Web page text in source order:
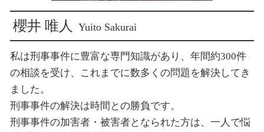
櫻井 唯人 Yuito Sakurai
私は刑事事件に豊富な専門知識があり、年間約300件
の相談を受け、これまでに数多くの問題を解決してき
ました。
刑事事件の解決は時間との勝負です。
刑事事件の加害者・被害者となられた方は、一人で悩